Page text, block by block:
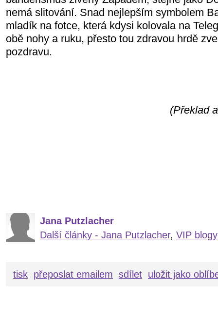
nemá slitování. Snad nejlepším symbolem
mladík na fotce, která kdysi kolovala na
obě nohy a ruku, přesto tou zdravou hrdě
pozdravu.
(Překlad
Jana Putzlacher
Další články - Jana Putzlacher, VIP
tisk přeposlat emailem sdílet uložit jako